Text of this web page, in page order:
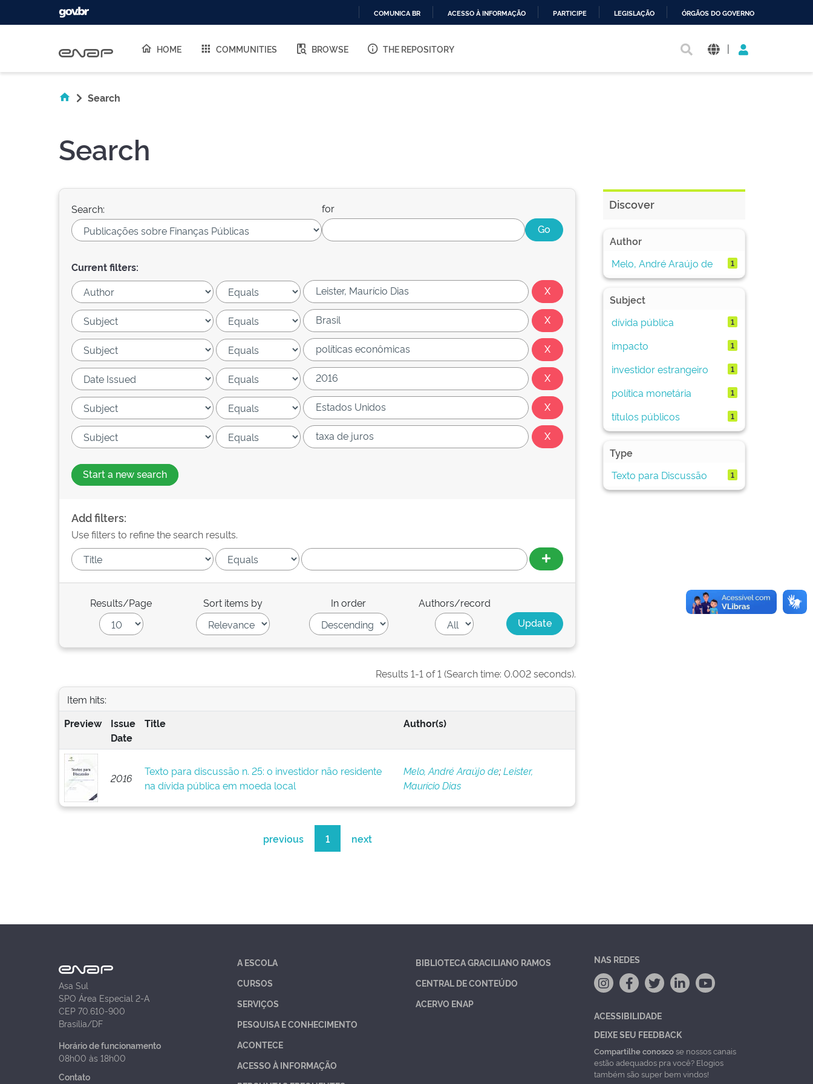
O
COMUNICA BR ACESSO À INFORMAÇÃO PARTICIPE LEGISLAÇÃO ÓRGÃOS DO GOVERNO
HOME COMMUNITIES BROWSE THE REPOSITORY |
Search
Search
Search: for
Current filters:
Start a new search
Add filters:
Use filters to refine the search results.
Results/Page Sort items by In order Authors/record
Results 1-1 of 1 (Search time: 0.002 seconds).
Item hits:
Preview
Issue
Date
Title Author(s)
2016
Texto para discussão n. 25: o investidor não residente
na dívida pública em moeda local
Melo, André Araújo de;Leister,
Maurício Dias
previous 1 next
Discover
Author
Melo, André Araújo de
1
Subject
dívida pública
1
impacto 1
investidor estrangeiro 1
política monetária 1
títulos públicos 1
Type
Texto para Discussão
1
Asa Sul
SPO Área Especial 2-A
CEP 70.610-900
Brasília/DF
Horário de funcionamento
08h00 às 18h00
Contato
A ESCOLA
CURSOS
SERVIÇOS
PESQUISA E CONHECIMENTO
ACONTECE
ACESSO À INFORMAÇÃO
BIBLIOTECA GRACILIANO RAMOS
CENTRAL DE CONTEÚDO
ACERVO ENAP
NAS REDES
ACESSIBILIDADE
DEIXE SEU FEEDBACK
Compartilhe conoscose nossos canais
estão adequados pra você? Elogios
também são super bem vindos!